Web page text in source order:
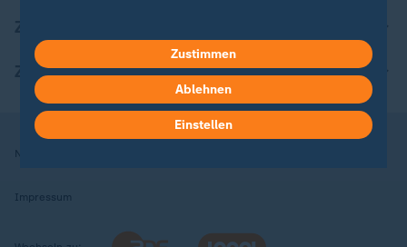
ZDFheute Apps
Nutzungsbedingungen
Impressum
in deinen Einstellungen widerrufen oder ändern.
Hier findest du das Impressum.
Weitere Informationen findest du in unserer
Datenschutzerklärung.
Zustimmen
Ablehnen
Einstellen